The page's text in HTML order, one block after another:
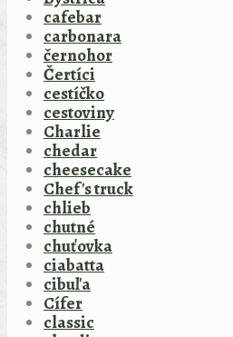
cafebar
carbonara
černohor
Čertíci
cestíčko
cestoviny
Charlie
chedar
cheesecake
Chef's truck
chlieb
chutné
chuťovka
ciabatta
cibuľa
Cífer
classic